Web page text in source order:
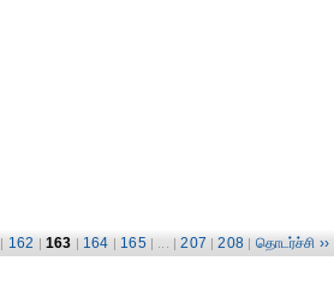
| 162 | 163 | 164 | 165 | ... | 207 | 208 | தொடர்ச்சி ››